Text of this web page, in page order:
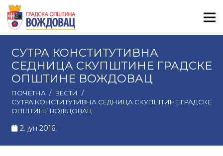
СУТРА КОНСТИТУТИВНА
СЕДНИЦА СКУПШТИНЕ ГРАДСКЕ
ОПШТИНЕ ВОЖДОВАЦ
ПОЧЕТНА / ВЕСТИ
/
СУТРА КОНСТИТУТИВНА СЕДНИЦА СКУПШТИНЕ ГРАДСКЕ
ОПШТИНЕ ВОЖДОВАЦ
2. јун 2016.